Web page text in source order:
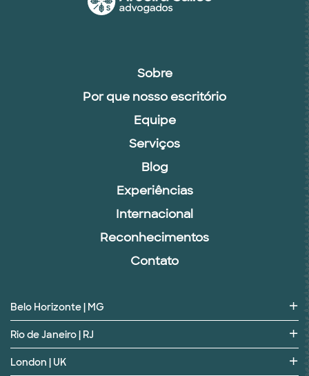
Sobre
Por que nosso escritório
Equipe
Serviços
Blog
Experiências
Internacional
Reconhecimentos
Contato
Belo Horizonte | MG
Rio de Janeiro | RJ
London | UK